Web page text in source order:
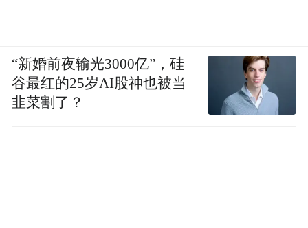
“新婚前夜输光3000亿”，硅
谷最红的25岁AI股神也被当
韭菜割了？